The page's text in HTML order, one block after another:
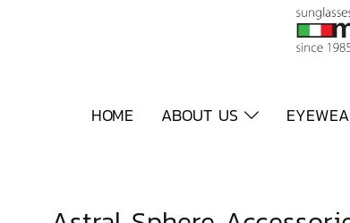
HOME ABOUT US